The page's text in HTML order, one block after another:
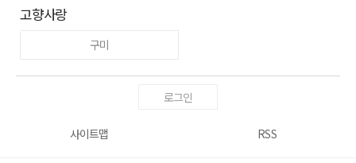
고향사랑
구미
로그인
사이트맵 RSS